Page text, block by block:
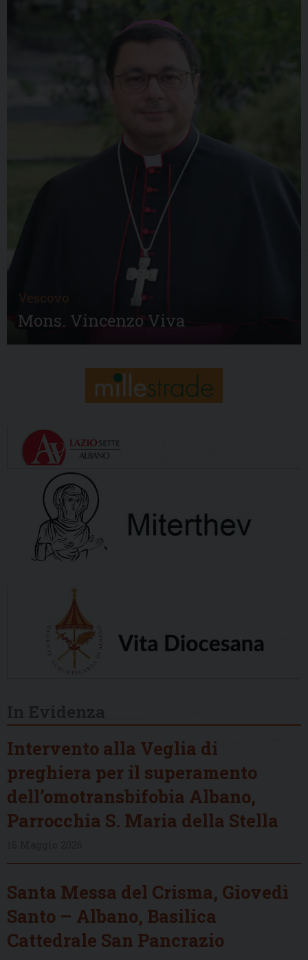
Vescovo
Mons. Vincenzo Viva
Intervento alla Veglia di
preghiera per il superamento
dell’omotransbifobia Albano,
Parrocchia S. Maria della Stella
Santa Messa del Crisma, Giovedì
Santo – Albano, Basilica
Cattedrale San Pancrazio